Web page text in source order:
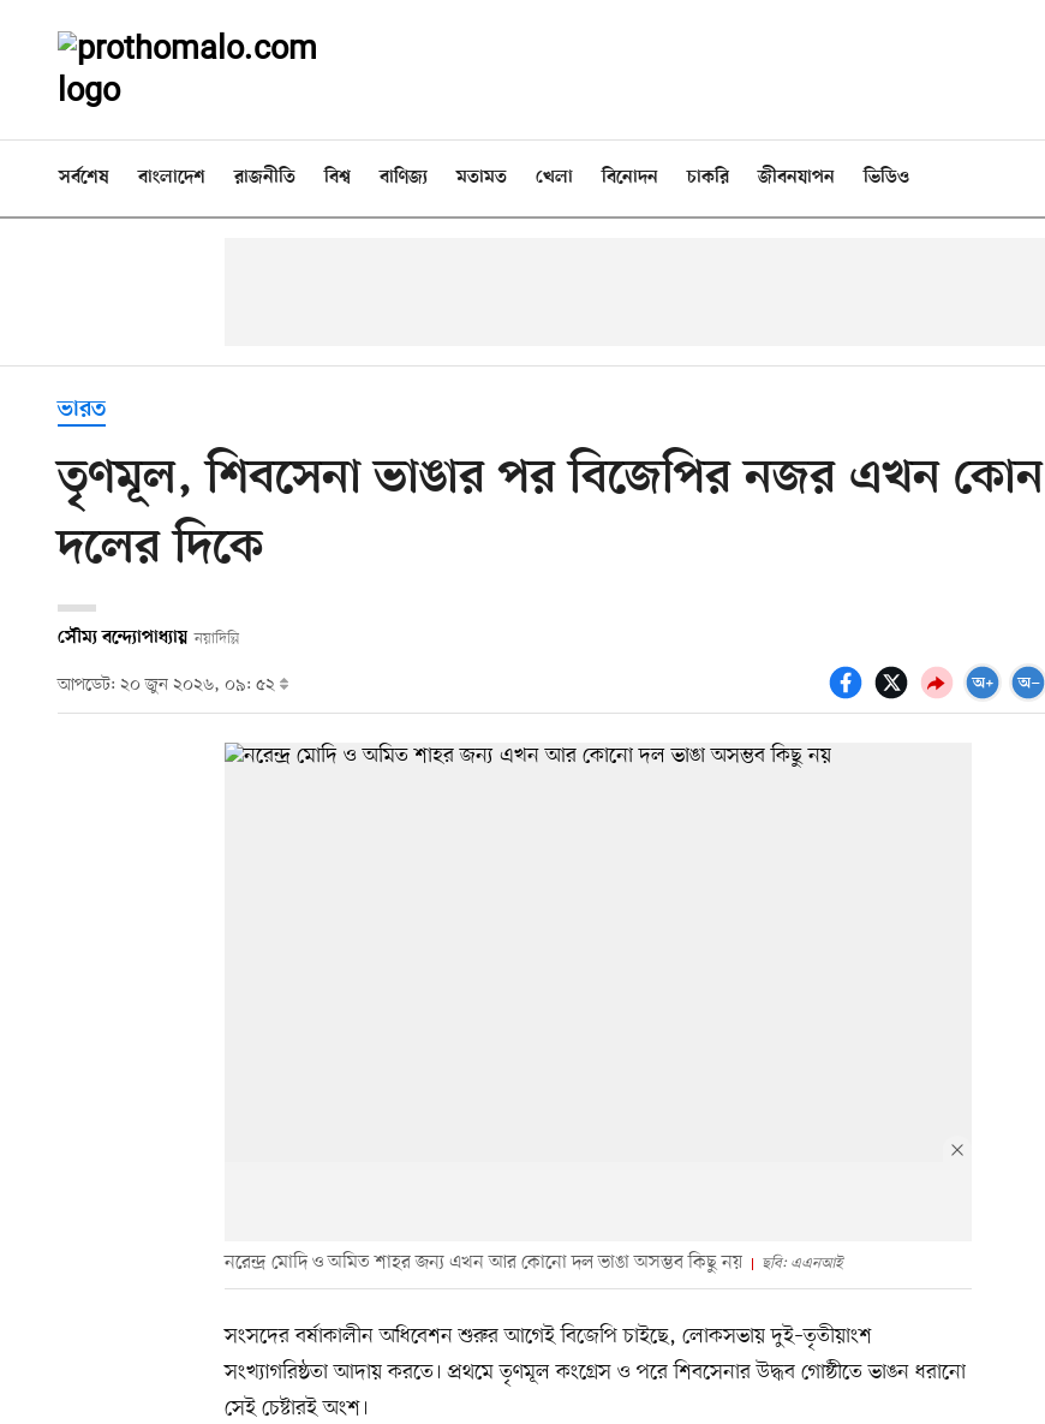
সর্বশেষ বাংলাদেশ রাজনীতি বিশ্ব বাণিজ্য মতামত খেলা বিনোদন চাকরি জীবনযাপন ভিডিও
ভারত
তৃণমূল, শিবসেনা ভাঙার পর বিজেপির নজর এখন কোন
দলের দিকে
সৌম্য বন্দ্যোপাধ্যায় নয়াদিল্লি
আপডেট: ২০ জুন ২০২৬, ০৯: ৫২
নরেন্দ্র মোদি ও অমিত শাহর জন্য এখন আর কোনো দল ভাঙা অসম্ভব কিছু নয় ছবি: এএনআই
সংসদের বর্ষাকালীন অধিবেশন শুরুর আগেই বিজেপি চাইছে, লোকসভায় দুই–তৃতীয়াংশ
সংখ্যাগরিষ্ঠতা আদায় করতে। প্রথমে তৃণমূল কংগ্রেস ও পরে শিবসেনার উদ্ধব গোষ্ঠীতে ভাঙন ধরানো
সেই চেষ্টারই অংশ।